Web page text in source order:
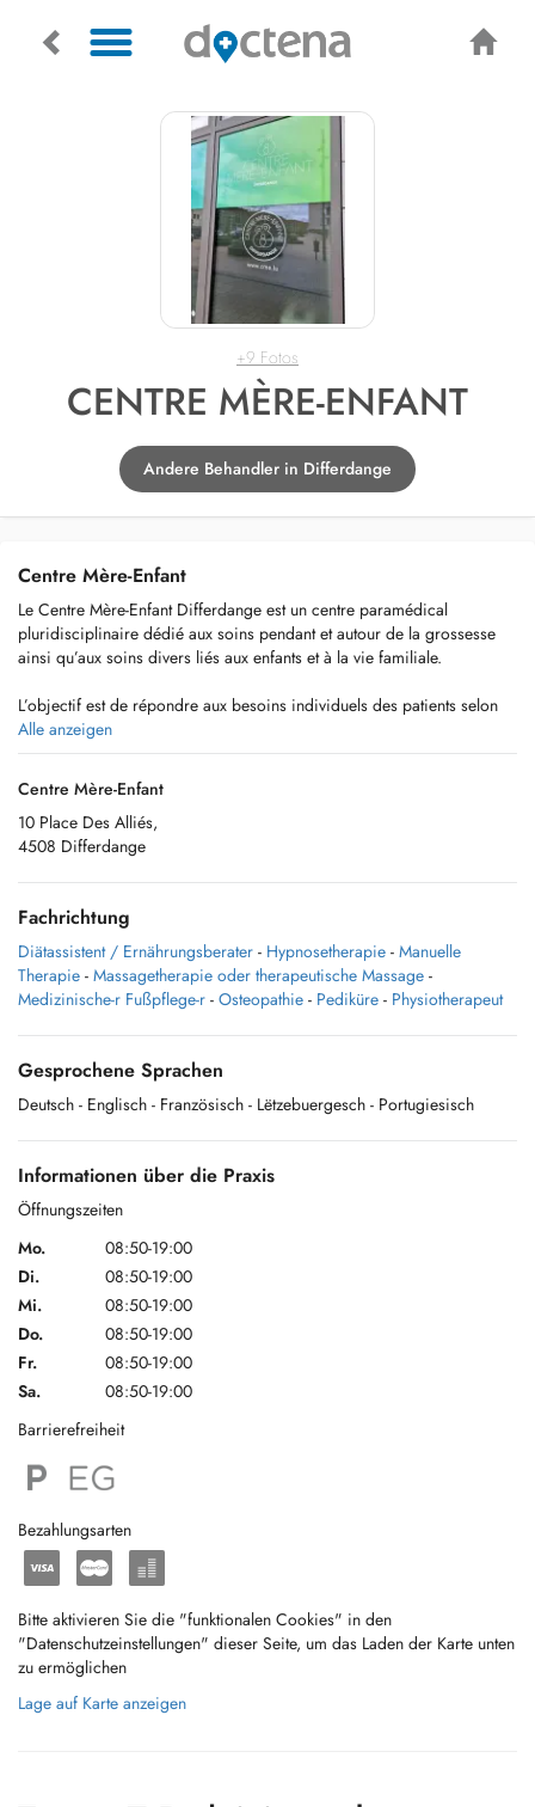
+9 Fotos
CENTRE MÈRE-ENFANT
Andere Behandler in Differdange
Centre Mère-Enfant
Le Centre Mère-Enfant Differdange est un centre paramédical
pluridisciplinaire dédié aux soins pendant et autour de la grossesse
ainsi qu’aux soins divers liés aux enfants et à la vie familiale.
L’objectif est de répondre aux besoins individuels des patients selon
leur parcours de vie et de ce fait de contribuer au bien-être de la
femme enceinte, des parents, des enfants, de toute la famille.
Il héberge plusieurs professions paramédicales spécialisées dans
enfants et des familles.
Tous nos collaborateurs ont suivi des formations spécifiques et
pourront vous accompagner de façon adaptée dans votre parcours et
selon vos besoins. CHAQUE COLLABORATEUR DISPOSE D'UN
NUMERO DE TELEPHONE ET DE SON PROPRE AGENDA.
Le Centre Mère-Enfant dispose d'une grande salle de psychomotricité
une thérapie adaptée à leurs besoins.
Centre Mère-Enfant.​
Alle anzeigen
Centre Mère-Enfant
10 Place Des Alliés,
4508 Differdange
Fachrichtung
Diätassistent / Ernährungsberater - Hypnosetherapie - Manuelle
Therapie - Massagetherapie oder therapeutische Massage -
Medizinische-r Fußpflege-r - Osteopathie - Pediküre - Physiotherapeut
Gesprochene Sprachen
Deutsch - Englisch - Französisch - Lëtzebuergesch - Portugiesisch
Informationen über die Praxis
Öffnungszeiten
Mo.
08:50-19:00
Di.
08:50-19:00
Mi.
08:50-19:00
Do.
08:50-19:00
Fr.
08:50-19:00
Sa.
08:50-19:00
Barrierefreiheit
Bezahlungsarten
Bitte aktivieren Sie die "funktionalen Cookies" in den
"Datenschutzeinstellungen" dieser Seite, um das Laden der Karte unten
zu ermöglichen
Lage auf Karte anzeigen